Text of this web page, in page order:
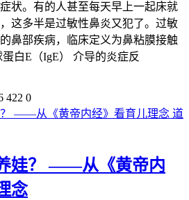
状。有的人甚至每天早上一起床就
这多半是过敏性鼻炎又犯了。过敏
鼻部疾病，临床定义为鼻粘膜接触
白E（IgE） 介导的炎症反
422 0
道
娃？ ——从《黄帝内
念